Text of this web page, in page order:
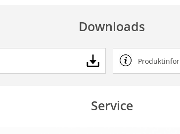
Downloads
Service